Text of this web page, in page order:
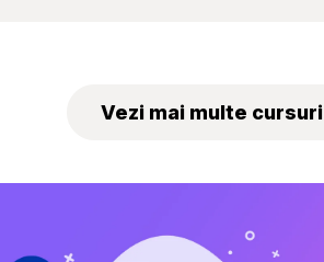
„Tekwill JuniorVezi mai multe cursuri